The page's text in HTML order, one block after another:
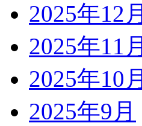
2025年12月
2025年11月
2025年10月
2025年9月